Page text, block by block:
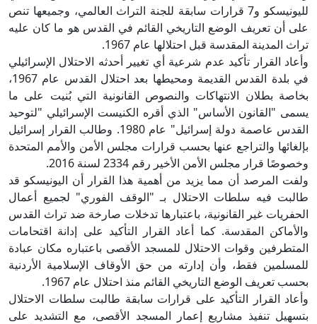
لليونيسكو و7 قرارات سابقة للجنة التراث العالمي، وجميعها تنص
على أن تعريف الوضع التاريخي القائم في القدس هو ما كان عليه
تراث المدينة المقدسة قبل احتلالها عام 1967.
وأعاد القرار تأكيد عدم شرعية أي تغيير أحدثه الاحتلال الإسرائيلي
في بلدة القدس القديمة ومحيطها بعد احتلال القدس عام 1967،
بخاصة بطلان الانتهاكات والنصوص القانونية التي بُنيت على ما
يسمى "القانون الأساس" الذي أقره الكنيست الإسرائيلي "لتوحيد
القدس عاصمة دولة إسرائيل" عام 1980. وطالب القرار إسرائيل
بإلغائها والتراجع عنها بحسب قرارات مجلس الأمن والأمم المتحدة
وخصوصًا قرار مجلس الأمن الأخير رقم 2334 لسنة 2016.
ولفت المرصد أن مما يزيد من أهمية هذا القرار أن اليونيسكو قد
طالبت فيه سلطات الاحتلال بـ "الوقف الفوري" لجميع أعمال
الحفريات غير القانونية، باعتبارها تدخلات صارخة ضد تراث القدس
والأماكن المقدسة. كما أعاد القرار التأكيد على إدانة اقتحامات
المتطرفين وقوات الاحتلال للمسجد الأقصى باعتباره مكان عبادة
للمسلمين فقط، وأن إدارته من حق الأوقاف الإسلامية الأردنية
بحسب تعريف الوضع التاريخي القائم منذ احتلال عام 1967.
وأعاد القرار التأكيد على قرارات سابقة طالبت سلطات الاحتلال
بتسهيل تنفيذ مشاريع إعمار المسجد الأقصى، مع التشديد على